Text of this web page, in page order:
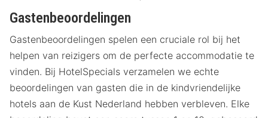
Gastenbeoordelingen
Gastenbeoordelingen spelen een cruciale rol bij het
helpen van reizigers om de perfecte accommodatie te
vinden. Bij HotelSpecials verzamelen we echte
beoordelingen van gasten die in de kindvriendelijke
hotels aan de Kust Nederland hebben verbleven. Elke